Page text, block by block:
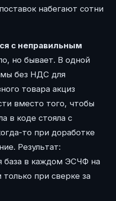
набегают сотни
с неправильным
но бывает. В одной
без НДС для
товара акциз
вместо того, чтобы
в коде стояла с
то при доработке
Результат:
база в каждом ЭСЧФ на
при сверке за